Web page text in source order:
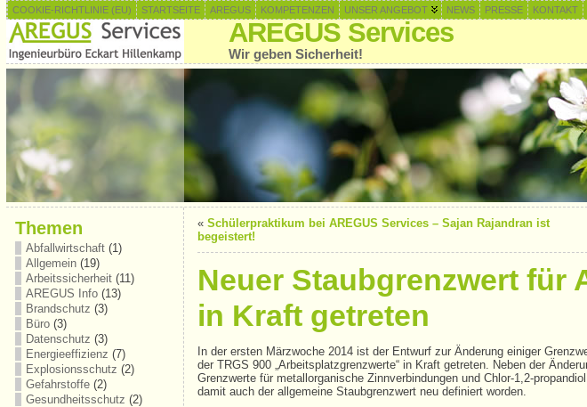
COOKIE-RICHTLINIE (EU) STARTSEITE AREGUS KOMPETENZEN UNSER ANGEBOT NEWS PRESSE KONTAKT
AREGUS Services
Wir geben Sicherheit!
Themen
Abfallwirtschaft(1)
Allgemein(19)
Arbeitssicherheit(11)
AREGUS Info(13)
Brandschutz (3)
Büro(3)
Datenschutz (3)
Energieeffizienz (7)
Explosionsschutz (2)
Gefahrstoffe(2)
Gesundheitsschutz (2)
« Schülerpraktikum bei AREGUS Services – Sajan Rajandran ist
begeistert!
Neuer Staubgrenzwert für
in Kraft getreten
In der ersten Märzwoche 2014 ist der Entwurf zur Änderung einiger
der TRGS 900 „Arbeitsplatzgrenzwerte“ in Kraft getreten. Neben der
Grenzwerte für metallorganische Zinnverbindungen und Chlor-1,2-
damit auch der allgemeine Staubgrenzwert neu definiert worden.